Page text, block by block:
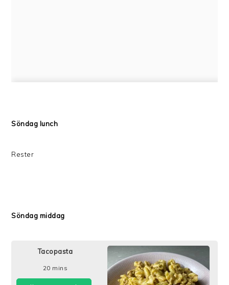
Söndag lunch
Rester
Söndag middag
Tacopasta
20 mins